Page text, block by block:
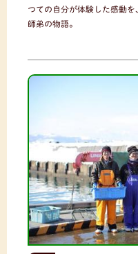
つての自分が体験した感動
師弟の物語。